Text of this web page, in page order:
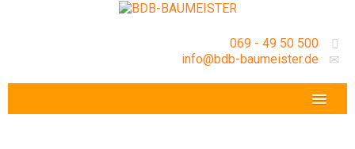
069 - 49 50 500
info@bdb-baumeister.de